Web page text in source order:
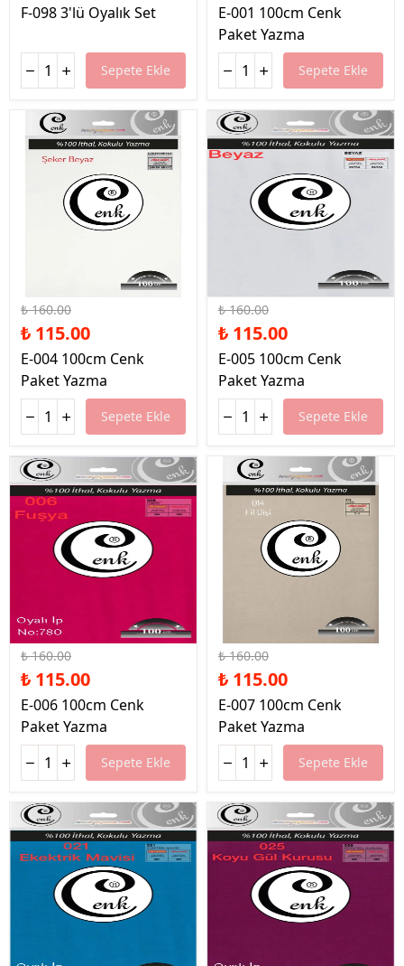
F-098 3'lü Oyalık Set
Sepete Ekle
E-001 100cm Cenk
Paket Yazma
Sepete Ekle
₺ 160.00
₺ 115.00
E-004 100cm Cenk
Paket Yazma
Sepete Ekle
₺ 160.00
₺ 115.00
E-005 100cm Cenk
Paket Yazma
Sepete Ekle
%28 İndirim
₺ 160.00
₺ 115.00
E-006 100cm Cenk
Paket Yazma
Sepete Ekle
₺ 160.00
₺ 115.00
E-007 100cm Cenk
Paket Yazma
Sepete Ekle